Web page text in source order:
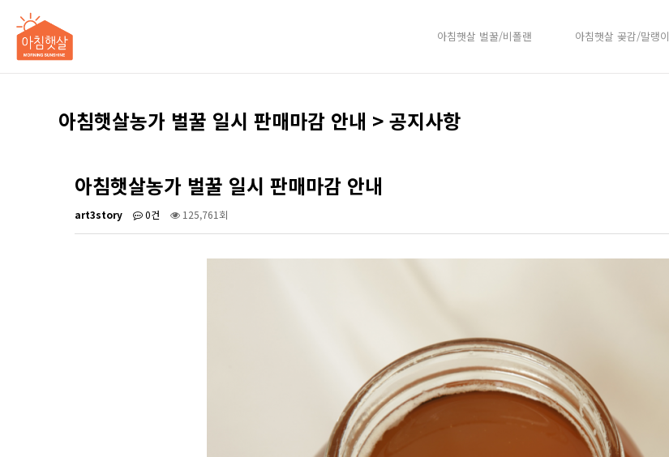
아침햇살 벌꿀/비폴랜 아침햇살 곶감/말랭이
아침햇살농가 벌꿀 일시 판매마감 안내 > 공지사항
아침햇살농가 벌꿀 일시 판매마감 안내
art3story 0건 125,761회